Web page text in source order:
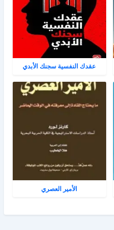
عقدك النفسية سجنك الأبدي
الأمير العصري